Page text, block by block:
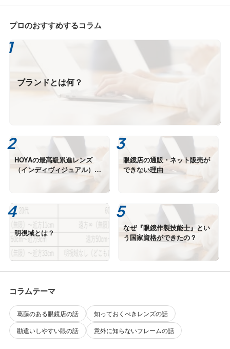
プロのおすすめするコラム
ブランドとは何？
HOYAの最高級累進レンズ
（インディヴィジュアル）の
極・雅・望・紬は何が違う？
眼鏡店の通販・ネット販売が
できない理由
明視域とは？
なぜ『眼鏡作製技能士』とい
う国家資格ができたの？
コラムテーマ
葛藤のある眼鏡店の話
知っておくべきレンズの話
勘違いしやすい眼の話
意外に知らないフレームの話